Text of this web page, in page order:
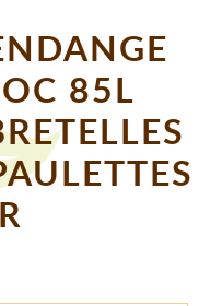
85L